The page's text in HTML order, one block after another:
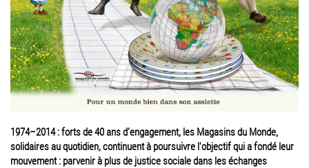
1974–2014 : forts de 40 ans d’engagement, les Magasins du Monde,
solidaires au quotidien, continuent à poursuivre l'objectif qui a fondé leur
mouvement : parvenir à plus de justice sociale dans les échanges